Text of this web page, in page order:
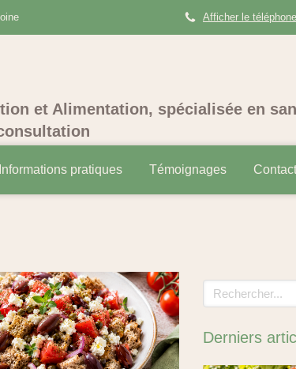
Afficher le téléphone
et Alimentation, spécialisée en
Informations pratiques Témoignages Contact
Rechercher
Derniers